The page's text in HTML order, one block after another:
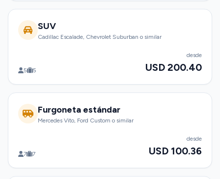
SUV
Cadillac Escalade, Chevrolet Suburban o similar
5 5
desde
USD 200.40
Furgoneta estándar
Mercedes Vito, Ford Custom o similar
7 7
desde
USD 100.36